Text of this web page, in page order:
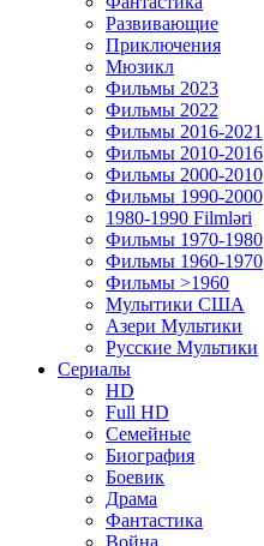
Развивающие
Приключения
Мюзикл
Фильмы 2023
Фильмы 2022
Фильмы 2016-2021
Фильмы 2010-2016
Фильмы 2000-2010
Фильмы 1990-2000
1980-1990 Filmləri
Фильмы 1970-1980
Фильмы 1960-1970
Фильмы >1960
Мулытики США
Азери Мультики
Русские Мультики
Сериалы
HD
Full HD
Семейные
Биография
Боевик
Драма
Фантастика
Война